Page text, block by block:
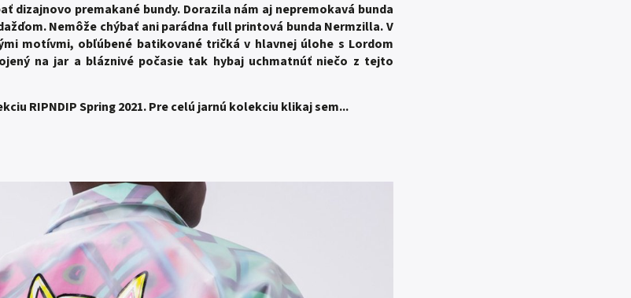
dizajnovo premakané bundy. Dorazila nám aj nepremokavá bunda
Nemôže chýbať ani parádna full printová bunda Nermzilla. V
motívmi, obľúbené batikované tričká v hlavnej úlohe s Lordom
na jar a bláznivé počasie tak hybaj uchmatnúť niečo z tejto
RIPNDIP Spring 2021.Pre celú jarnú kolekciu klikaj sem...